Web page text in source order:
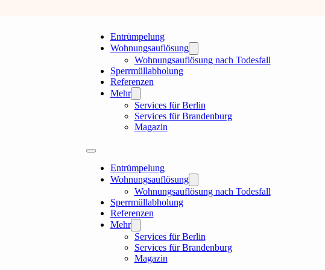
Entrümpelung
Wohnungsauflösung
Wohnungsauflösung nach Todesfall
Sperrmüllabholung
Referenzen
Mehr
Services für Berlin
Services für Brandenburg
Magazin
Entrümpelung
Wohnungsauflösung
Wohnungsauflösung nach Todesfall
Sperrmüllabholung
Referenzen
Mehr
Services für Berlin
Services für Brandenburg
Magazin